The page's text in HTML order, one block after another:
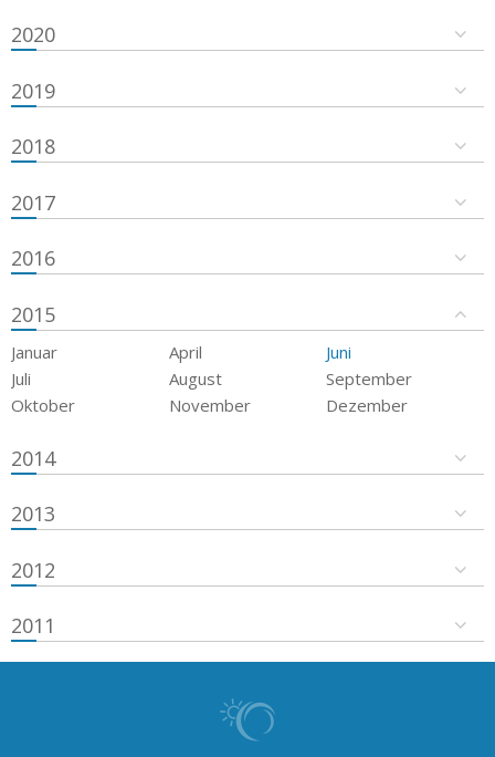
2020
2019
2018
2017
2016
2015
Januar April
Juni
Juli
August
September
Oktober
November Dezember
2014
2013
2012
2011